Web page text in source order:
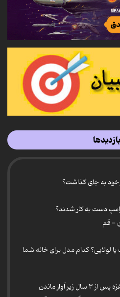
دست به کار شدند؟
- قم
لولایی؟ کدام مدل برای خانه شما